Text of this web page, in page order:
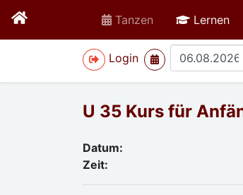
Tanzen Lernen
Login
>
U 35 Kurs für
Datum:
Zeit: